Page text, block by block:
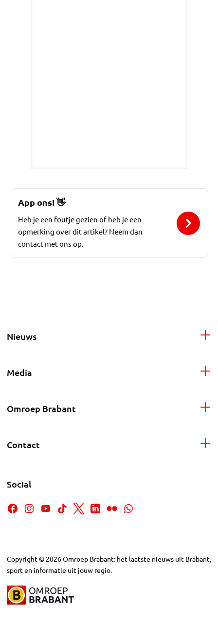
App ons!👋
Heb je een foutje gezien of heb je een
opmerking over dit artikel? Neem dan
contact met ons op.
Nieuws
Media
Omroep Brabant
Contact
Social
Copyright © 2026Omroep Brabant: het laatste nieuws uit Brabant,
sport en informatie uit jouw regio.